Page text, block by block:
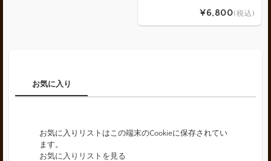
¥6,800(税込)
お気に入り
お気に入りリストはこの端末のCookieに保存されてい
ます。
お気に入りリストを見る